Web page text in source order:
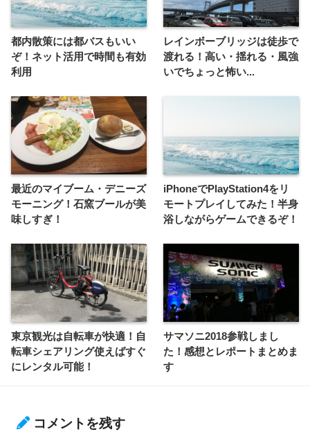
都内散策には都バスもいい
ぞ！ネット活用で時間も有効
利用
レインボーブリッジは徒歩で
渡れる！高い・揺れる・風強
いでちょっと怖い...
最近のマイブーム・デニーズ
モーニング！石窯ブールが美
味しすぎ！
iPhoneでPlayStation4をリ
モートプレイしてみた！半身
浴しながらゲームできるぞ！
東京観光は自転車が快適！自
転車シェアリング使えばすぐ
にレンタル可能！
サマソニ2018参戦しまし
た！感想とレポートまとめま
す
コメントを残す